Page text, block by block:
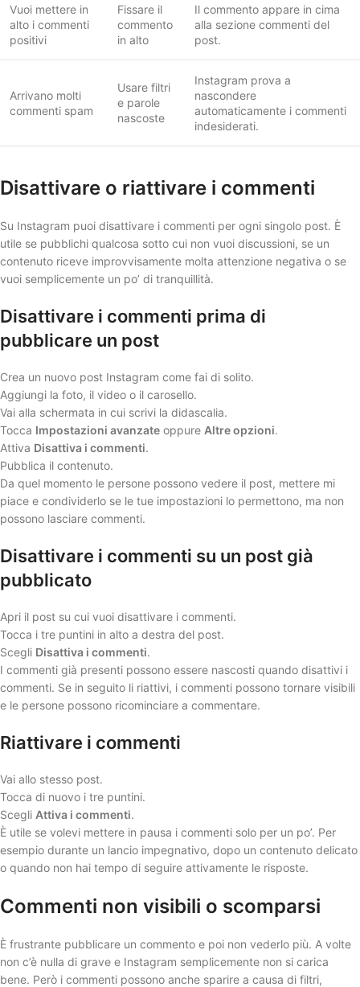
Vuoi mettere in
alto i commenti
positivi
Fissare il
commento
in alto
Il commento appare in cima
alla sezione commenti del
post.
Arrivano molti
commenti spam
Usare filtri
e parole
nascoste
Instagram prova a
nascondere
automaticamente i commenti
indesiderati.
Disattivare o riattivare i commenti
Su Instagram puoi disattivare i commenti per ogni singolo post. È
utile se pubblichi qualcosa sotto cui non vuoi discussioni, se un
contenuto riceve improvvisamente molta attenzione negativa o se
vuoi semplicemente un po’ di tranquillità.
Disattivare i commenti prima di
pubblicare un post
Crea un nuovo post Instagram come fai di solito.
Aggiungi la foto, il video o il carosello.
Vai alla schermata in cui scrivi la didascalia.
Tocca Impostazioni avanzate oppure Altre opzioni.
Attiva Disattiva i commenti.
Pubblica il contenuto.
Da quel momento le persone possono vedere il post, mettere mi
piace e condividerlo se le tue impostazioni lo permettono, ma non
possono lasciare commenti.
Disattivare i commenti su un post già
pubblicato
Apri il post su cui vuoi disattivare i commenti.
Tocca i tre puntini in alto a destra del post.
Scegli Disattiva i commenti.
I commenti già presenti possono essere nascosti quando disattivi i
commenti. Se in seguito li riattivi, i commenti possono tornare visibili
e le persone possono ricominciare a commentare.
Riattivare i commenti
Vai allo stesso post.
Tocca di nuovo i tre puntini.
Scegli Attiva i commenti.
È utile se volevi mettere in pausa i commenti solo per un po’. Per
esempio durante un lancio impegnativo, dopo un contenuto delicato
o quando non hai tempo di seguire attivamente le risposte.
Commenti non visibili o scomparsi
È frustrante pubblicare un commento e poi non vederlo più. A volte
non c’è nulla di grave e Instagram semplicemente non si carica
bene. Però i commenti possono anche sparire a causa di filtri,